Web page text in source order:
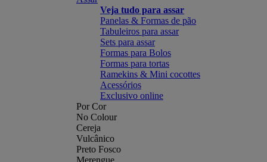
Veja tudo para assar
Panelas & Formas de pão
Tabuleiros para assar
Sets para assar
Formas para Bolos
Formas para tortas
Ramekins & Mini cocottes
Acessórios
Exclusivo online
Por Cor
No Colour
Cereja
Vulcânico
Preto Fosco
Merengue